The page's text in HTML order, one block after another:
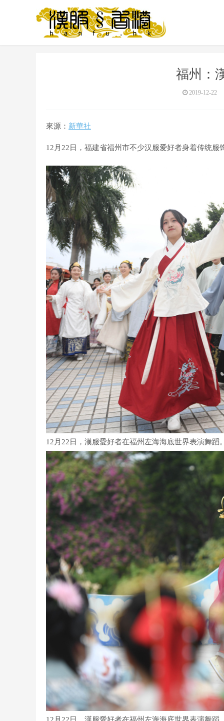
福州：
2019-12-22
來源： 新華社
12月22日，福建省福州市不少汉服爱好者身着传统
12月22日，漢服愛好者在福州左海海底世界表演舞蹈